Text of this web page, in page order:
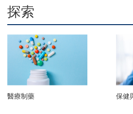
探索
醫療制藥 保健